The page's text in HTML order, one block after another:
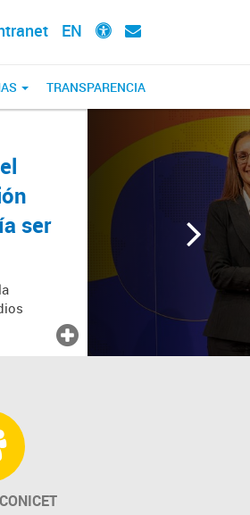
EN
TRANSPARENCIA
ser